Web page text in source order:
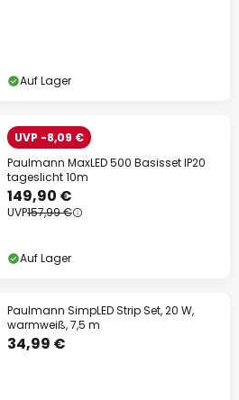
Auf Lager
UVP -8,09 €
Paulmann MaxLED 500 Basisset IP20
tageslicht 10m
149,90 €
UVP157,99 €
Auf Lager
Paulmann SimpLED Strip Set, 20 W,
warmweiß, 7,5 m
34,99 €